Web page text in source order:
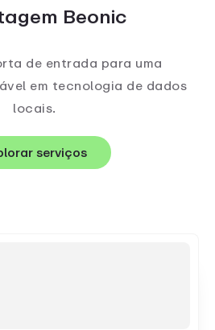
Beonic
de entrada para uma
em tecnologia de dados
locais.
serviços